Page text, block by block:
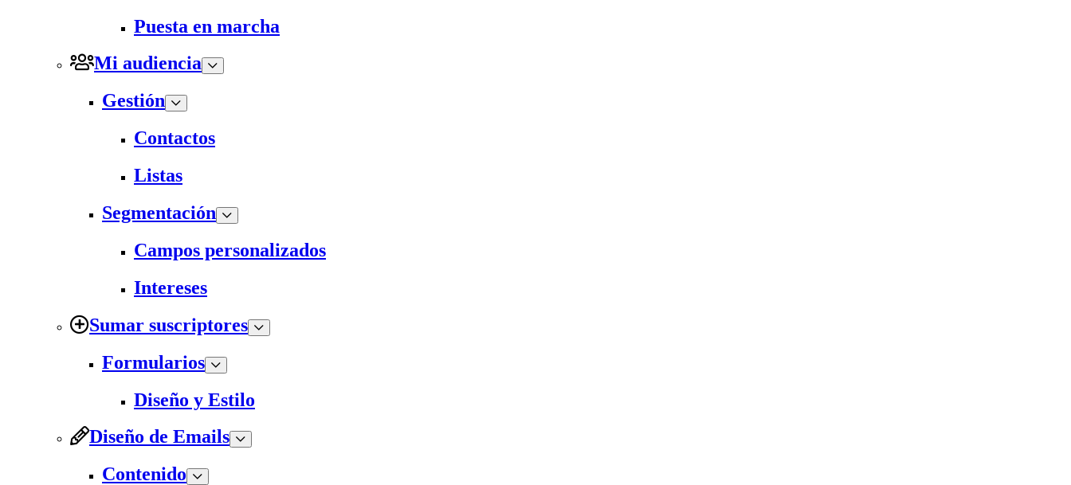
Puesta en marcha
Mi audiencia
Gestión
Contactos
Listas
Segmentación
Campos personalizados
Intereses
Sumar suscriptores
Formularios
Diseño y Estilo
Diseño de Emails
Contenido